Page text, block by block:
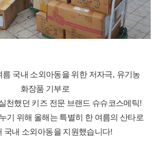
름 국내 소외아동을 위한 저자극, 유기농
화장품 기부로
천했던 키즈 전문 브랜드 슈슈코스메틱!
기 위해 올해는 특별히 한 여름의 산타로
국내 소외아동을 지원했습니다!